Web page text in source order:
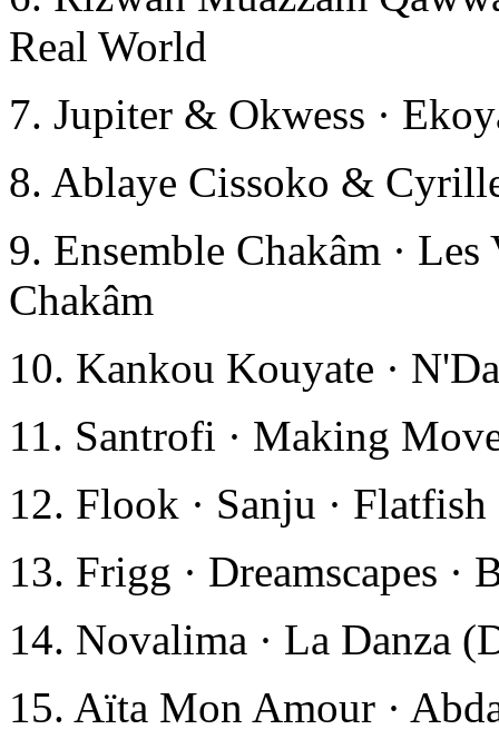
Real World
7. Jupiter & Okwess ·
8. Ablaye Cissoko &
9. Ensemble Chakâm ·
Chakâm
10. Kankou Kouyate ·
11. Santrofi · Making
12. Flook · Sanju · Flatfish
13. Frigg · Dreamscapes ·
14. Novalima · La Danza
15. Aïta Mon Amour ·